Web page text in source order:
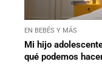
EN BEBÉS Y MÁS
Mi hijo
qué podemos